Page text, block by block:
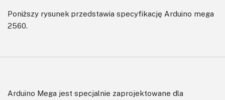
Poniższy rysunek przedstawia specyfikację Arduino mega
2560.
Arduino Mega jest specjalnie zaprojektowane dla